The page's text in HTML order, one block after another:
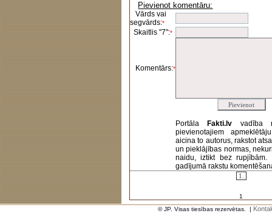
Pievienot komentāru:
Vārds vai
segvārds:*
Skaitlis "7":*
Komentārs:*
Portāla Fakti.lv vadība
pievienotajiem
aicina to autorus, rakstot
un pieklājības normas,
naidu, iztikt bez rupjībām.
gadījumā rakstu
1.
1
© JP. Visas tiesības rezervētas.
|